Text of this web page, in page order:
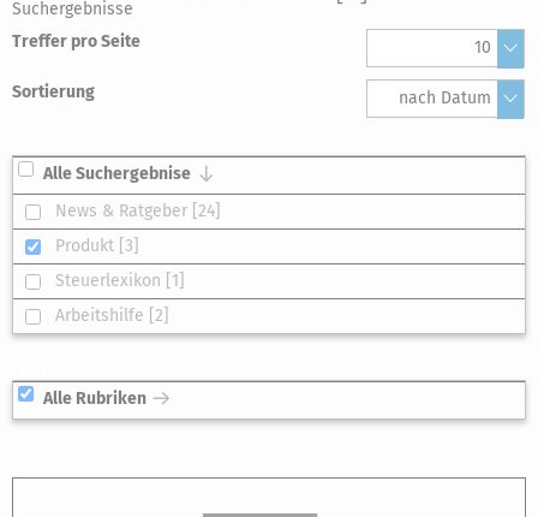
Suchergebnisse
Treffer pro Seite
10
Sortierung nach Datum
Alle Suchergebnise
News & Ratgeber [24]
Produkt [3]
Steuerlexikon [1]
Arbeitshilfe [2]
Alle Rubriken